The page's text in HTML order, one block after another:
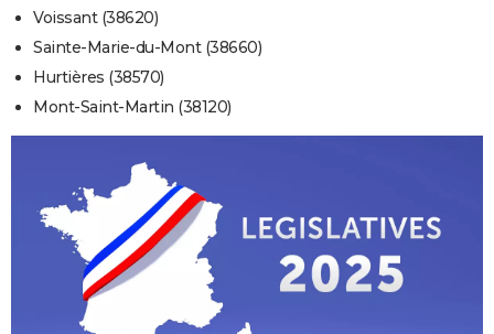
Voissant (38620)
Sainte-Marie-du-Mont (38660)
Hurtières (38570)
Mont-Saint-Martin (38120)